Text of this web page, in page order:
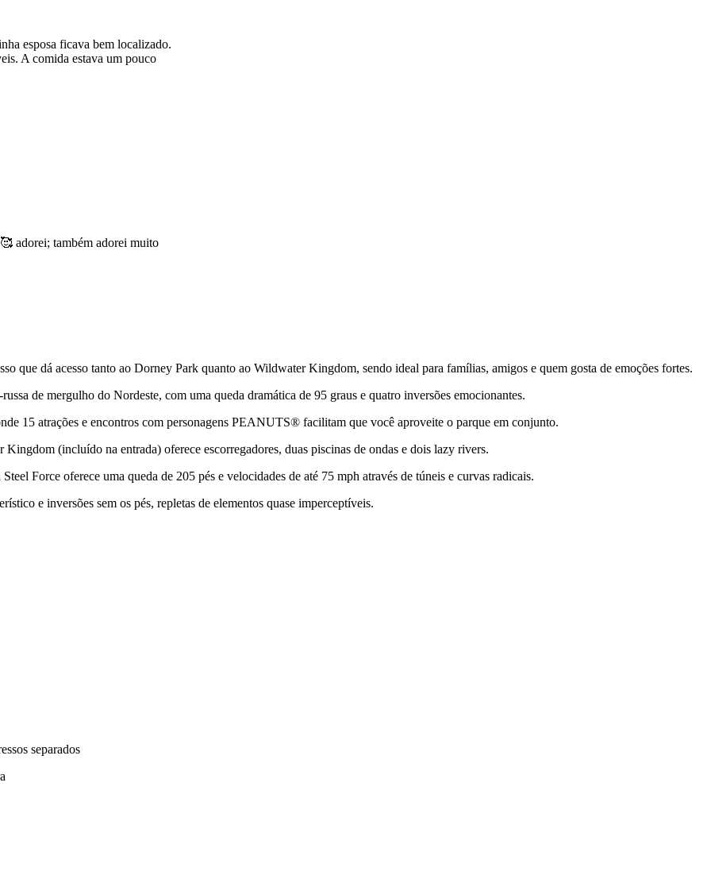
esposa ficava bem localizado.
A comida estava um pouco
adorei; também adorei muito
que dá acesso tanto ao Dorney Park quanto ao Wildwater Kingdom, sendo ideal para famílias, amigos e quem gosta de emoções fortes.
de mergulho do Nordeste, com uma queda dramática de 95 graus e quatro inversões emocionantes.
15 atrações e encontros com personagens PEANUTS® facilitam que você aproveite o parque em conjunto.
(incluído na entrada) oferece escorregadores, duas piscinas de ondas e dois lazy rivers.
Force oferece uma queda de 205 pés e velocidades de até 75 mph através de túneis e curvas radicais.
e inversões sem os pés, repletas de elementos quase imperceptíveis.
separados